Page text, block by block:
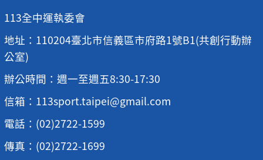
113全中運執委會
地址：110204臺北市信義區市府路1號B1(共創行動辦
公室)
辦公時間：週一至週五8:30-17:30
信箱：113sport.taipei@gmail.com
電話：(02)2722-1599
傳真：(02)2722-1699